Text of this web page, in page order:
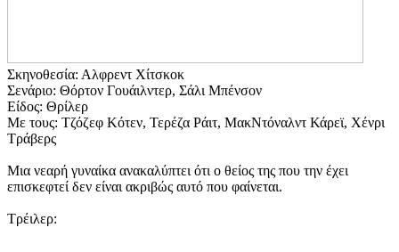
Σκηνοθεσία: Αλφρεντ Χίτσκοκ
Σενάριο: Θόρτον Γουάιλντερ, Σάλι Μπένσον
Είδος: Θρίλερ
Με τους: Τζόζεφ Κότεν, Τερέζα Ράιτ, ΜακΝτόναλντ Κάρεϊ, Χένρι
Τράβερς
Μια νεαρή γυναίκα ανακαλύπτει ότι ο θείος της που την έχει
επισκεφτεί δεν είναι ακριβώς αυτό που φαίνεται.
Τρέιλερ: